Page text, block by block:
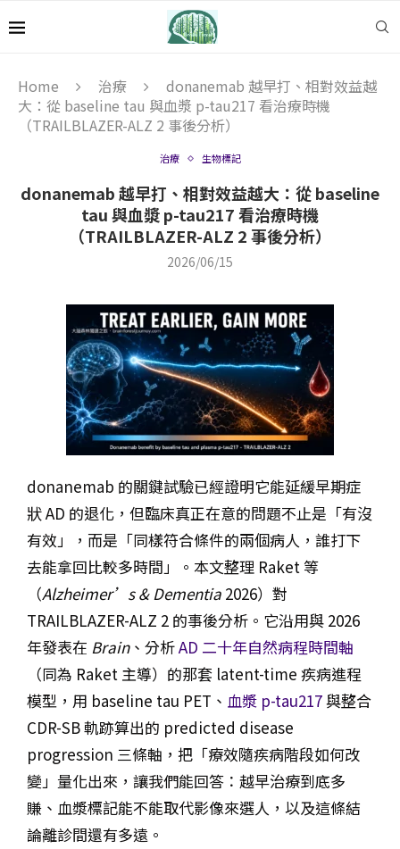
Home 治療
donanemab 越早打、相對效益越
大：從 baseline tau 與血漿 p-tau217 看治療時機
（TRAILBLAZER-ALZ 2 事後分析）
治療 生物標記
donanemab 越早打、相對效益越大：從 baseline
tau 與血漿 p-tau217 看治療時機
（TRAILBLAZER-ALZ 2 事後分析）
2026/06/15
donanemab 的關鍵試驗已經證明它能延緩早期症
狀 AD 的退化，但臨床真正在意的問題不止是「有沒
有效」，而是「同樣符合條件的兩個病人，誰打下
去能拿回比較多時間」。本文整理 Raket 等
（Alzheimer’s & Dementia 2026）對
TRAILBLAZER-ALZ 2 的事後分析。它沿用與 2026
年發表在 Brain、分析AD 二十年自然病程時間軸
（同為 Raket 主導）的那套 latent-time 疾病進程
模型，用 baseline tau PET、 血漿 p-tau217與整合
CDR-SB 軌跡算出的 predicted disease
progression 三條軸，把「療效隨疾病階段如何改
變」量化出來，讓我們能回答：越早治療到底多
賺、血漿標記能不能取代影像來選人，以及這條結
論離診間還有多遠。